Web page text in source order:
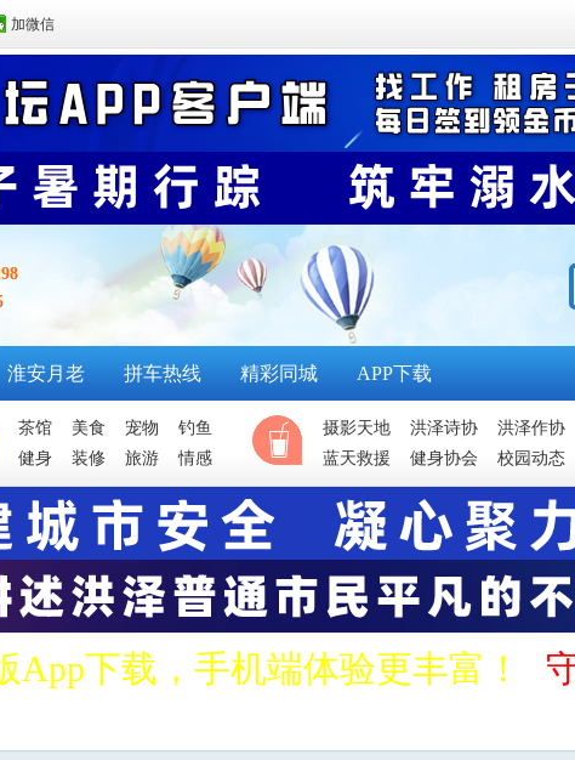
加微信
淮安月老 拼车热线 精彩同城 APP下载
茶馆 美食 宠物
钓鱼
健身
装修 旅游 情感
摄影天地 洪泽诗协
洪泽作协
蓝天救援
健身协会 校园动态
App下载，手机端体验更丰富！